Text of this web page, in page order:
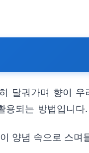
달궈가며 향이 우
용되는 방법입니다.
양념 속으로 스며